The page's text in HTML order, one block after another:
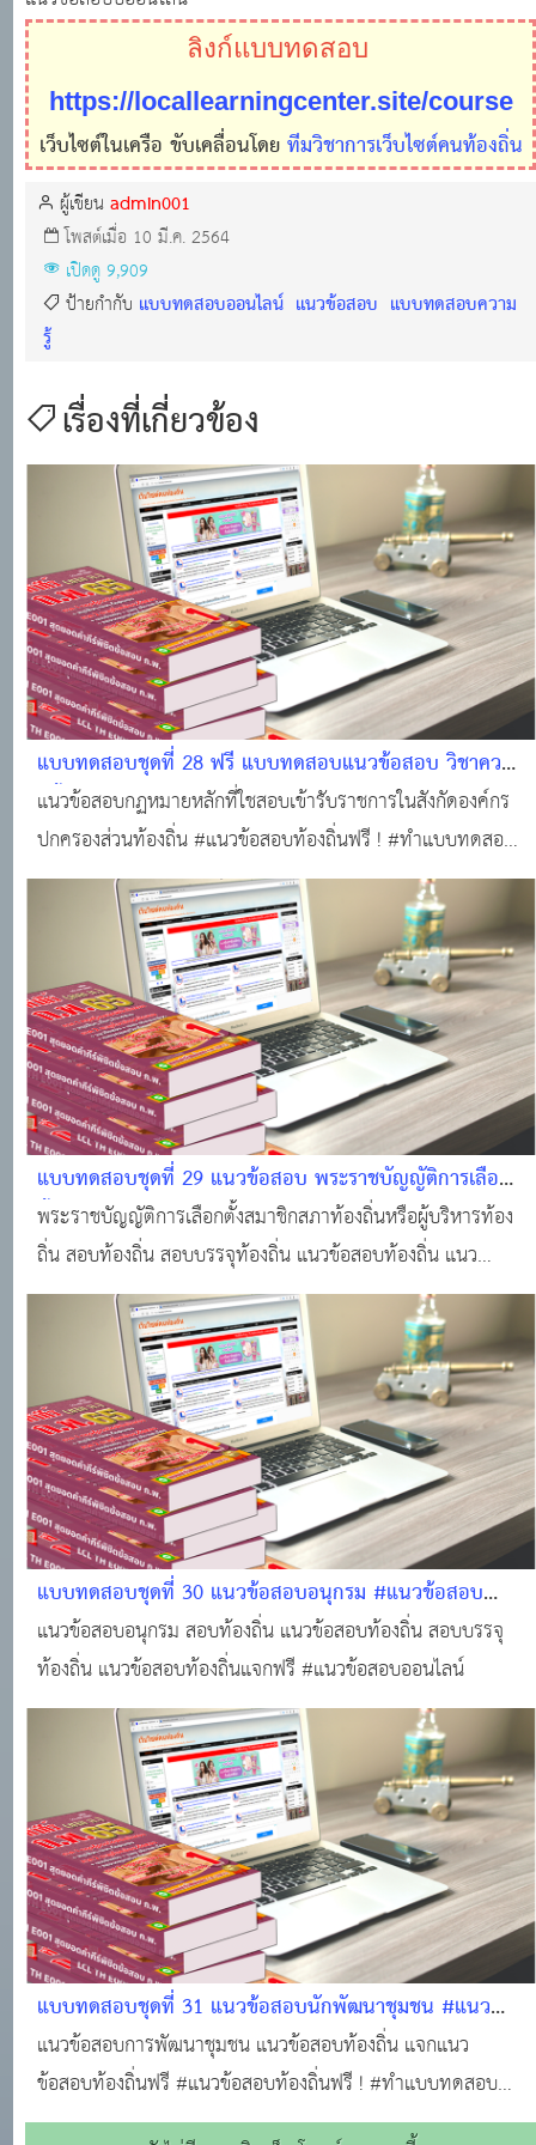
ลิงก์แบบทดสอบ
https://locallearningcenter.site/course
เว็บไซต์ในเครือ ขับเคลื่อนโดยทีมวิชาการเว็บไซต์คนท้องถิ่น
ผู้เขียนadmin001
โพสต์เมื่อ 10 มี.ค. 2564
เปิดดู 9,909
ป้ายกำกับ แบบทดสอบออนไลน์ แนวข้อสอบ แบบทดสอบความ
รู้
เรื่องที่เกี่ยวข้อง
แบบทดสอบชุดที่ 28 ฟรี แบบทดสอบแนวข้อสอบ วิชาความ
รู้พื้นฐานในการปฏิบัติราชการ (กฏหมายหลักที่ใช้สอบองค์กร
ปกครองส่วนท้องถิ่น (25 ข้อพร้อมใบเกียรติบัตร) #แนว
ข้อสอบออนไลน์
แนวข้อสอบกฏหมายหลักที่ใชสอบเข้ารับราชการในสังกัดองค์กร
ปกครองส่วนท้องถิ่น #แนวข้อสอบท้องถิ่นฟรี ! #ทำแบบทดสอบ
ฟรี!!! #ข้อสอบท้องถิ่นฟรี !!! #สอบบรรจุท้องถิ่น #แหล่งเรียนรู้
ของคนท้องถิ่น #ติวสอบออนไลน์ #แนวข้อสอบออนไลน์
แบบทดสอบชุดที่ 29 แนวข้อสอบ พระราชบัญญัติการเลือก
ตั้งสมาชิกสภาท้องถิ่นหรือผู้บริหารท้องถิ่น พ.ศ. 2562 #แนว
ข้อสอบออนไลน์
พระราชบัญญัติการเลือกตั้งสมาชิกสภาท้องถิ่นหรือผู้บริหารท้อง
ถิ่น สอบท้องถิ่น สอบบรรจุท้องถิ่น แนวข้อสอบท้องถิ่น แนว
ข้อสอบท้องถิ่น แจกแนวข้อสอบท้องถิ่นฟรี!!
แบบทดสอบชุดที่ 30 แนวข้อสอบอนุกรม #แนวข้อสอบ
ออนไลน์
แนวข้อสอบอนุกรม สอบท้องถิ่น แนวข้อสอบท้องถิ่น สอบบรรจุ
ท้องถิ่น แนวข้อสอบท้องถิ่นแจกฟรี #แนวข้อสอบออนไลน์
แบบทดสอบชุดที่ 31 แนวข้อสอบนักพัฒนาชุมชน #แนว
ข้อสอบออนไลน์
แนวข้อสอบการพัฒนาชุมชน แนวข้อสอบท้องถิ่น แจกแนว
ข้อสอบท้องถิ่นฟรี #แนวข้อสอบท้องถิ่นฟรี ! #ทำแบบทดสอบ
ฟรี!!! #ข้อสอบท้องถิ่นฟรี !!! #สอบบรรจุท้องถิ่น #แหล่งเรียนรู้